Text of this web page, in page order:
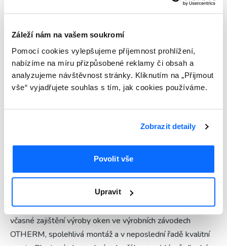
Záleží nám na vašem soukromí
Pomocí cookies vylepšujeme příjemnost prohlížení,
nabízíme na míru přizpůsobené reklamy či obsah a
analyzujeme návštěvnost stránky. Kliknutím na „Přijmout
vše“ vyjadřujete souhlas s tím, jak cookies používáme.
Zobrazit detaily
Povolit vše
Upravit
O pobočce
schopnosti zákazníkům dobře poradit už při návrhu
projektu, na kvalitním a odpovídajícím výběru oken pro
zákazníka. Samozřejmé pro nás je bezproblémové a
včasné zajištění výroby oken ve výrobních závodech
OTHERM, spolehlivá montáž a v neposlední řadě kvalitní